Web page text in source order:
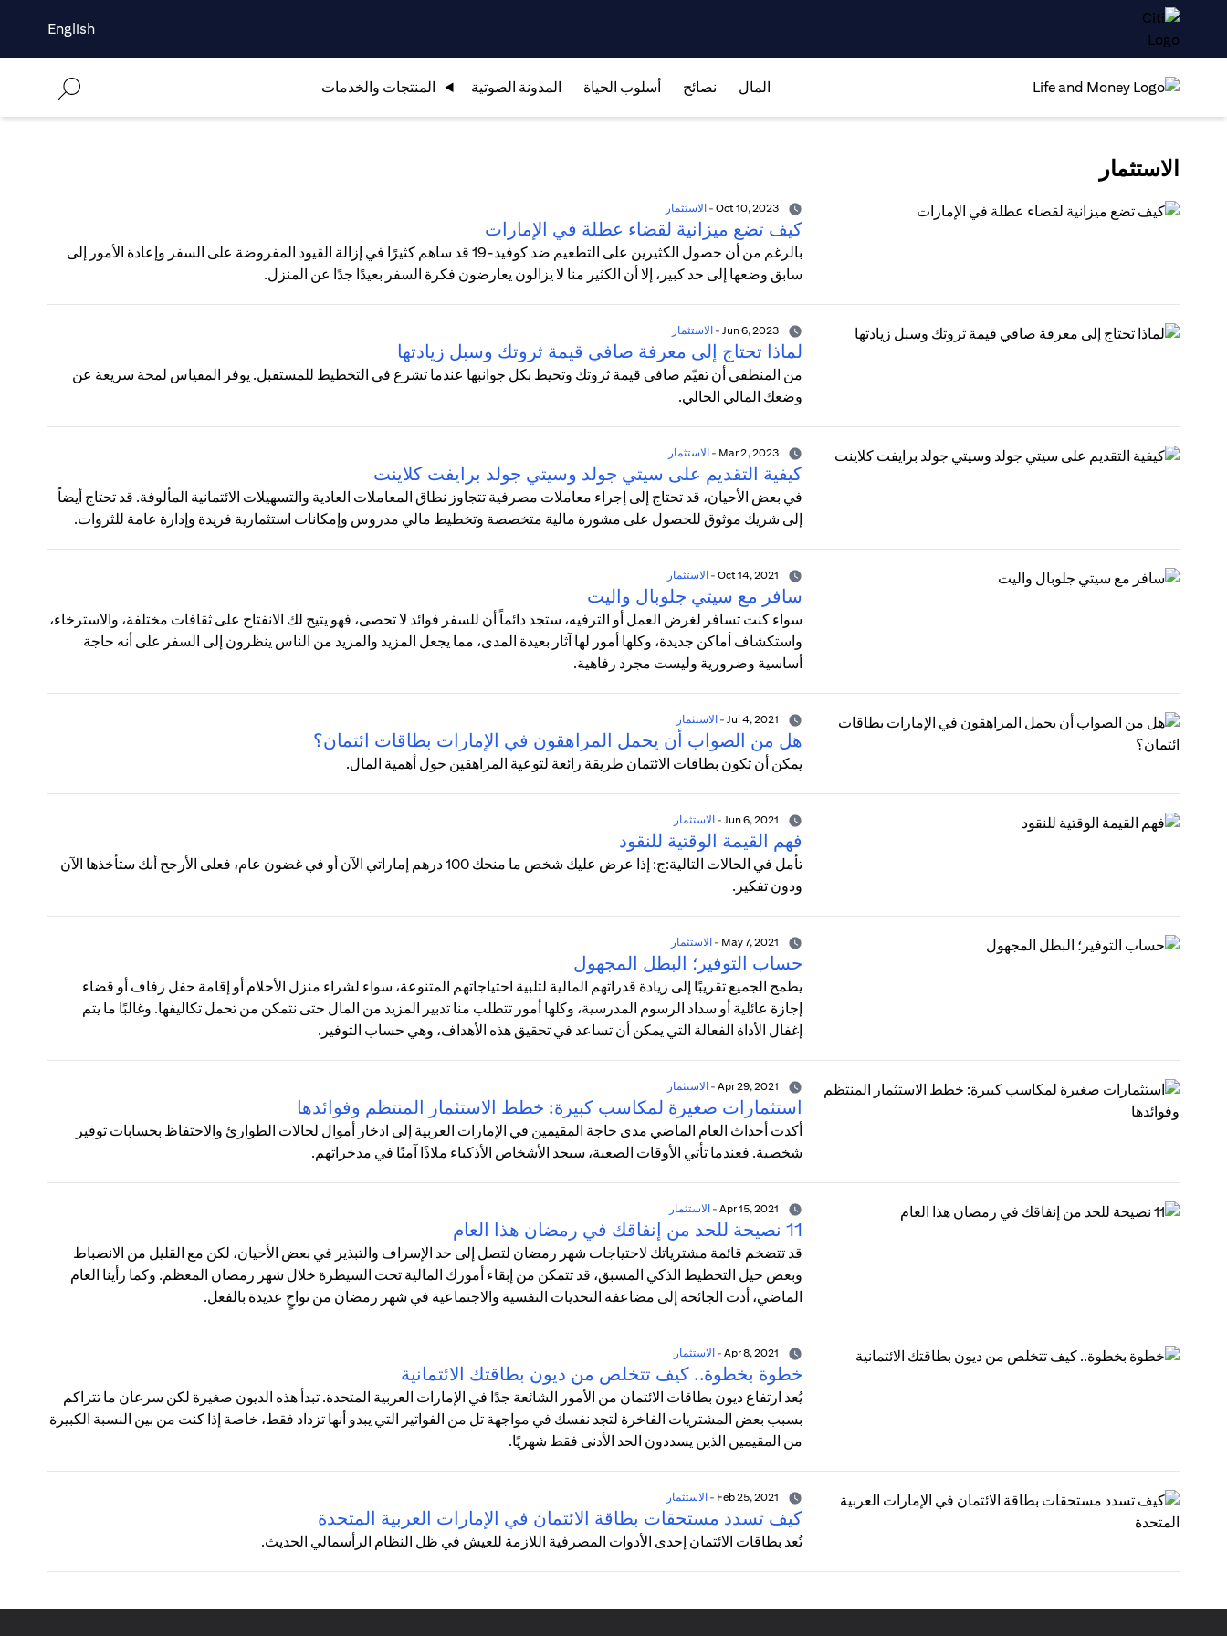
English
المال نصائح أسلوب الحياة المدونة الصوتية المنتجات والخدمات
الاستثمار
Oct 10, 2023
-الاستثمار
كيف تضع ميزانية لقضاء عطلة في الإمارات
بالرغم من أن حصول الكثيرين على التطعيم ضد كوفيد-19 قد ساهم كثيرًا في إزالة القيود المفروضة على السفر وإعادة الأمور إلى
سابق وضعها إلى حد كبير، إلا أن الكثير منا لا يزالون يعارضون فكرة السفر بعيدًا جدًا عن المنزل.
Jun 6, 2023
-الاستثمار
لماذا تحتاج إلى معرفة صافي قيمة ثروتك وسبل زيادتها
من المنطقي أن تقيّم صافي قيمة ثروتك وتحيط بكل جوانبها عندما تشرع في التخطيط للمستقبل. يوفر المقياس لمحة سريعة عن
وضعك المالي الحالي.
Mar 2, 2023
-الاستثمار
كيفية التقديم على سيتي جولد وسيتي جولد برايفت كلاينت
في بعض الأحيان، قد تحتاج إلى إجراء معاملات مصرفية تتجاوز نطاق المعاملات العادية والتسهيلات الائتمانية المألوفة. قد تحتاج أيضاً
إلى شريك موثوق للحصول على مشورة مالية متخصصة وتخطيط مالي مدروس وإمكانات استثمارية فريدة وإدارة عامة للثروات.
-الاستثمار
سافر مع سيتي جلوبال واليت
سواء كنت تسافر لغرض العمل أو الترفيه، ستجد دائماً أن للسفر فوائد لا تحصى، فهو يتيح لك الانفتاح على ثقافات مختلفة، والاسترخاء،
واستكشاف أماكن جديدة، وكلها أمور لها آثار بعيدة المدى، مما يجعل المزيد والمزيد من الناس ينظرون إلى السفر على أنه حاجة
أساسية وضرورية وليست مجرد رفاهية.
-الاستثمار
هل من الصواب أن يحمل المراهقون في الإمارات بطاقات ائتمان؟
يمكن أن تكون بطاقات الائتمان طريقة رائعة لتوعية المراهقين حول أهمية المال.
-الاستثمار
فهم القيمة الوقتية للنقود
تأمل في الحالات التالية:ج: إذا عرض عليك شخص ما منحك 100 درهم إماراتي الآن أو في غضون عام، فعلى الأرجح أنك ستأخذها الآن
ودون تفكير.
-الاستثمار
حساب التوفير؛ البطل المجهول
يطمح الجميع تقريبًا إلى زيادة قدراتهم المالية لتلبية احتياجاتهم المتنوعة، سواء لشراء منزل الأحلام أو إقامة حفل زفاف أو قضاء
إجازة عائلية أو سداد الرسوم المدرسية، وكلها أمور تتطلب منا تدبير المزيد من المال حتى نتمكن من تحمل تكاليفها. وغالبًا ما يتم
إغفال الأداة الفعالة التي يمكن أن تساعد في تحقيق هذه الأهداف، وهي حساب التوفير.
-الاستثمار
استثمارات صغيرة لمكاسب كبيرة: خطط الاستثمار المنتظم وفوائدها
أكدت أحداث العام الماضي مدى حاجة المقيمين في الإمارات العربية إلى ادخار أموال لحالات الطوارئ والاحتفاظ بحسابات توفير
شخصية. فعندما تأتي الأوقات الصعبة، سيجد الأشخاص الأذكياء ملاذًا آمنًا في مدخراتهم.
-الاستثمار
11 نصيحة للحد من إنفاقك في رمضان هذا العام
قد تتضخم قائمة مشترياتك لاحتياجات شهر رمضان لتصل إلى حد الإسراف والتبذير في بعض الأحيان، لكن مع القليل من الانضباط
وبعض حيل التخطيط الذكي المسبق، قد تتمكن من إبقاء أمورك المالية تحت السيطرة خلال شهر رمضان المعظم. وكما رأينا العام
الماضي، أدت الجائحة إلى مضاعفة التحديات النفسية والاجتماعية في شهر رمضان من نواحٍ عديدة بالفعل.
-الاستثمار
خطوة بخطوة.. كيف تتخلص من ديون بطاقتك الائتمانية
يُعد ارتفاع ديون بطاقات الائتمان من الأمور الشائعة جدًا في الإمارات العربية المتحدة. تبدأ هذه الديون صغيرة لكن سرعان ما تتراكم
بسبب بعض المشتريات الفاخرة لتجد نفسك في مواجهة تل من الفواتير التي يبدو أنها تزداد فقط، خاصة إذا كنت من بين النسبة الكبيرة
من المقيمين الذين يسددون الحد الأدنى فقط شهريًا.
-الاستثمار
كيف تسدد مستحقات بطاقة الائتمان في الإمارات العربية المتحدة
تُعد بطاقات الائتمان إحدى الأدوات المصرفية اللازمة للعيش في ظل النظام الرأسمالي الحديث.